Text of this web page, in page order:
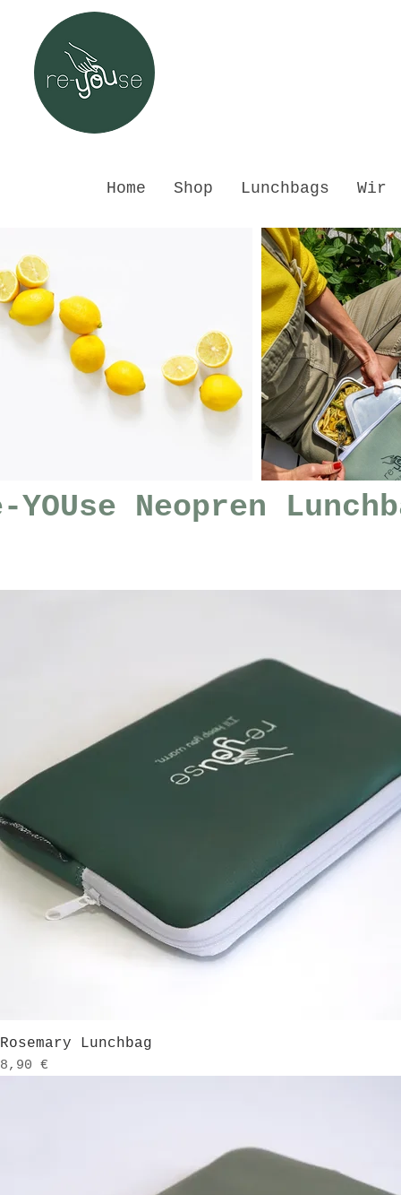
Home Shop Lunchbags Wir
YOUse Neopren
Rosemary Lunchbag
Preis
8,90 €